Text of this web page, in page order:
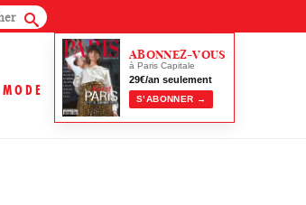
ABONNEZ-VOUS
à Paris Capitale
29€/an seulement
S’ABONNER →